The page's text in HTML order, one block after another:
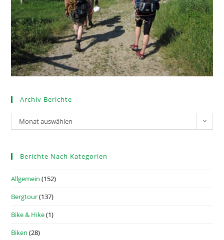
Archiv Berichte
Monat auswählen
Berichte Nach Kategorien
Allgemein (152)
Bergtour(137)
Bike & Hike(1)
Biken (28)